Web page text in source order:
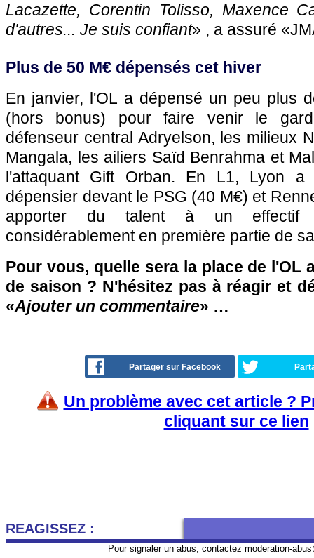
Lacazette, Corentin Tolisso, Maxence
d'autres... Je suis confiant» , a assuré
Plus de 50 M€ dépensés cet hiver
En janvier, l'OL a dépensé un peu plus
(hors bonus) pour faire venir le
défenseur central Adryelson, les milieux
Mangala, les ailiers Saïd Benrahma et
l'attaquant Gift Orban. En L1, Lyon
dépensier devant le PSG (40 M€) et
apporter du talent à un effectif
considérablement en première partie de
Pour vous, quelle sera la place de l'OL
de saison ? N'hésitez pas à réagir et
«Ajouter un commentaire» …
Partager sur Facebook
Un problème avec cet article ?
cliquant sur ce lien
REAGISSEZ :
Pour signaler un abus, contactez moderation-